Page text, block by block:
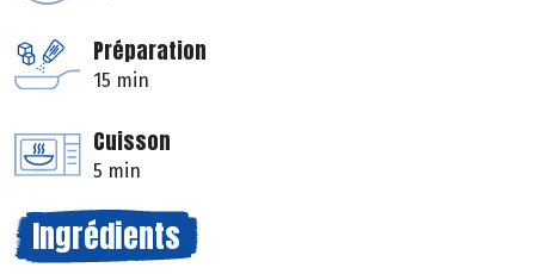
Préparation
15 min
Cuisson
5 min
Ingrédients